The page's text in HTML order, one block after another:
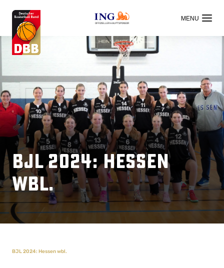
OFFIZIELLER HAUPTSPONSOR
BJL 2024: Hessen
wbl.
BJL 2024: Hessen wbl.